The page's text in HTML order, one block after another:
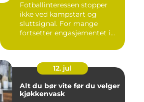
Fotballinteressen stopper
ikke ved kampstart og
sluttsignal. For mange
fortsetter engasjementet i
12. jul
Alt du bør vite før du velger
kjøkkenvask